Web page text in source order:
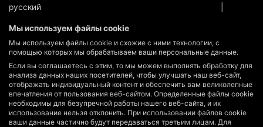
русский
Мы используем файлы cookie
Мы используем файлы cookie и схожие с ними технологии, с
помощью которых мы обрабатываем ваши персональные данные.
Если вы соглашаетесь с этим, то мы можем выполнять обработку для
анализа данных наших посетителей, чтобы улучшать наш веб-сайт,
отображать индивидуальный контент и обеспечить вам великолепные
впечатления от пользования веб-сайтом. Определенные файлы cookie
необходимы для безупречной работы нашего веб-сайта, и их
использование нельзя отклонить. При использовании файлов cookie
ваши данные частично будут передаваться третьим лицам. Для